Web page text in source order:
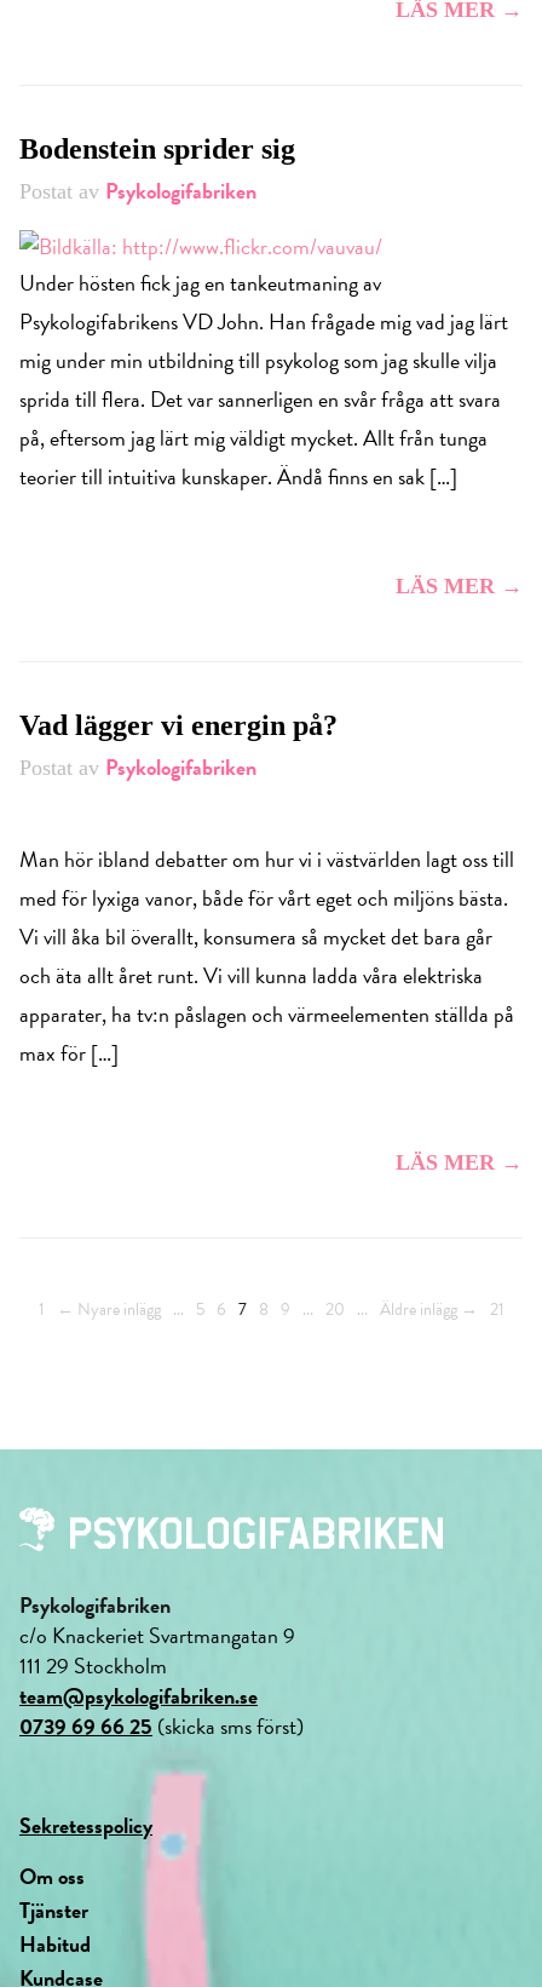
LÄS MER →
Bodenstein sprider sig
Postat av Psykologifabriken
Under hösten fick jag en tankeutmaning av
Psykologifabrikens VD John. Han frågade mig vad jag lärt
mig under min utbildning till psykolog som jag skulle vilja
sprida till flera. Det var sannerligen en svår fråga att svara
på, eftersom jag lärt mig väldigt mycket. Allt från tunga
teorier till intuitiva kunskaper. Ändå finns en sak […]
LÄS MER →
Vad lägger vi energin på?
Postat av Psykologifabriken
Man hör ibland debatter om hur vi i västvärlden lagt oss till
med för lyxiga vanor, både för vårt eget och miljöns bästa.
Vi vill åka bil överallt, konsumera så mycket det bara går
och äta allt året runt. Vi vill kunna ladda våra elektriska
apparater, ha tv:n påslagen och värmeelementen ställda på
max för […]
LÄS MER →
1 ← Nyare inlägg ... 5 6 7 8 9 ... 20 ... Äldre inlägg → 21
Psykologifabriken
c/o Knackeriet Svartmangatan 9
111 29 Stockholm
team@psykologifabriken.se
0739 69 66 25 (skicka sms först)
Sekretesspolicy
Om oss
Tjänster
Habitud
Kundcase